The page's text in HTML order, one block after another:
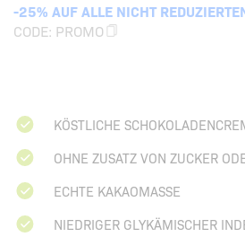
-25% AUF ALLE NICHT
CODE: PROMO
KÖSTLICHE
OHNE ZUSATZ VON ZUCKER
ECHTE KAKAOMASSE
NIEDRIGER GLYKÄMISCHER